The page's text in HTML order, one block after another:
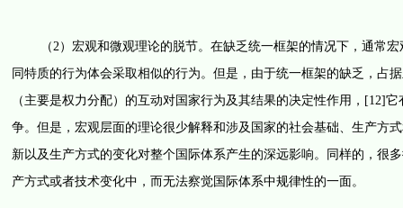
（2）宏观和微观理论的脱节。在缺乏统一框架的情况下，通常宏
同特质的行为体会采取相似的行为。但是，由于统一框架的缺乏，占
（主要是权力分配）的互动对国家行为及其结果的决定性作用，[12]
争。但是，宏观层面的理论很少解释和涉及国家的社会基础、生产方
新以及生产方式的变化对整个国际体系产生的深远影响。同样的，很
产方式或者技术变化中，而无法察觉国际体系中规律性的一面。